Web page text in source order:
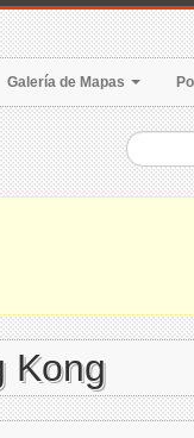
Galería de Mapas
Kong